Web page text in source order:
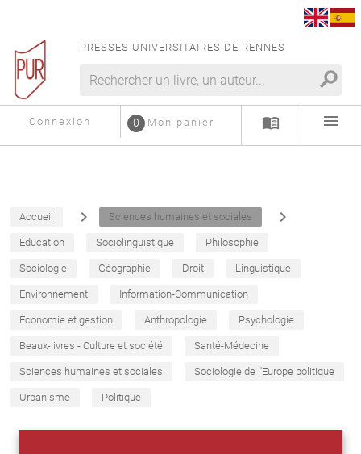
PRESSES UNIVERSITAIRES DE RENNES
search
Connexion Mon panier
0 menu_book menu
Accueil navigate_next Sciences humaines et sociales navigate_next
Éducation Sociolinguistique Philosophie
Sociologie Géographie Droit Linguistique
Environnement Information-Communication
Économie et gestion Anthropologie Psychologie
Beaux-livres - Culture et société Santé-Médecine
Sciences humaines et sociales Sociologie de l'Europe politique
Urbanisme Politique